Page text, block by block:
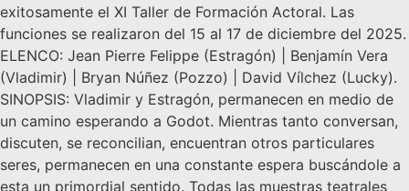
exitosamente el XI Taller de Formación Actoral. Las
funciones se realizaron del 15 al 17 de diciembre del 2025.
ELENCO: Jean Pierre Felippe (Estragón) | Benjamín Vera
(Vladimir) | Bryan Núñez (Pozzo) | David Vílchez (Lucky).
SINOPSIS: Vladimir y Estragón, permanecen en medio de
un camino esperando a Godot. Mientras tanto conversan,
discuten, se reconcilian, encuentran otros particulares
seres, permanecen en una constante espera buscándole a
esta un primordial sentido. Todas las muestras teatrales